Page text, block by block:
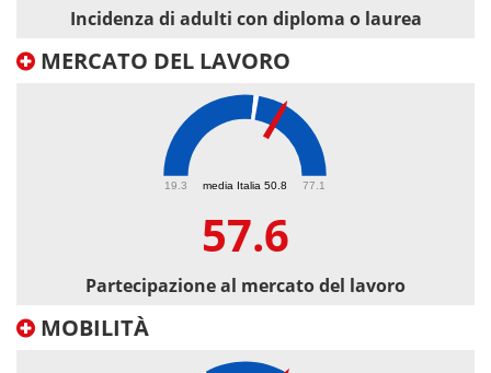
Incidenza di adulti con diploma o laurea
MERCATO DEL LAVORO
media Italia 50.8
19.3 77.1
57.6
Partecipazione al mercato del lavoro
MOBILITÀ